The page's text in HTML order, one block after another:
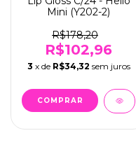
Mini (Y202-2)
R$178,20
R$102,96
3 x de R$34,32 sem juros